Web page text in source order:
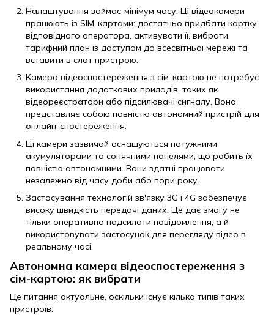
Налаштування займає мінімум часу. Ці відеокамери
працюють із SIM-картами: достатньо придбати картку
відповідного оператора, активувати її, вибрати
тарифний план із доступом до всесвітньої мережі та
вставити в слот пристрою.
Камера відеоспостереження з сім-картою не потребує
використання додаткових приладів, таких як
відеореєстратори або підсилювачі сигналу. Вона
представляє собою повністю автономний пристрій для
онлайн-спостереження.
Ці камери зазвичай оснащуються потужними
акумуляторами та сонячними панелями, що робить їх
повністю автономними. Вони здатні працювати
незалежно від часу доби або пори року.
Застосування технологій зв'язку 3G і 4G забезпечує
високу швидкість передачі даних. Це дає змогу не
тільки оперативно надсилати повідомлення, а й
використовувати застосунок для перегляду відео в
реальному часі.
Автономна камера відеоспостереження з
сім-картою: як вибрати
Це питання актуальне, оскільки існує кілька типів таких
пристроїв: